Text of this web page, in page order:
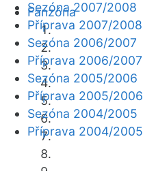
Fanzóna
Sezóna 2007/2008
Příprava 2007/2008
Sezóna 2006/2007
Příprava 2006/2007
Sezóna 2005/2006
Příprava 2005/2006
Sezóna 2004/2005
Příprava 2004/2005